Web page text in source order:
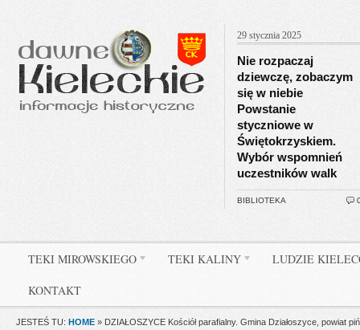
29 stycznia 2025
Nie rozpaczaj
dziewczę, zobaczym
się w niebie
Powstanie
styczniowe w
Świętokrzyskiem.
Wybór wspomnień
uczestników walk
BIBLIOTEKA
TEKI MIROWSKIEGO TEKI KALINY LUDZIE
KONTAKT
JESTEŚ TU: HOME » DZIAŁOSZYCE Kościół parafialny. Gmina Działoszyce, powiat